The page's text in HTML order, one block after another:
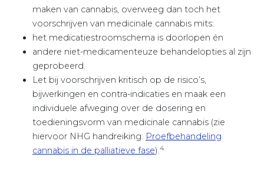
maken van cannabis, overweeg dan toch het
voorschrijven van medicinale cannabis mits:
het medicatiestroomschema is doorlopen én
andere niet-medicamenteuze behandelopties al zijn
geprobeerd.
Let bij voorschrijven kritisch op de risico’s,
bijwerkingen en contra-indicaties en maak een
individuele afweging over de dosering en
toedieningsvorm van medicinale cannabis (zie
hiervoor NHG handreiking: Proefbehandeling
cannabis in de palliatieve fase).4